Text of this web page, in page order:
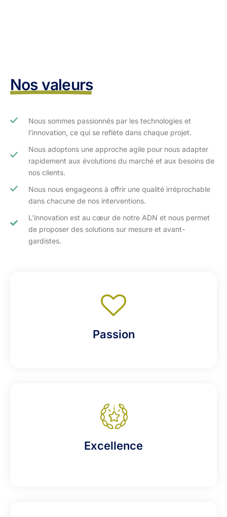
Nos valeurs
Nous sommes passionnés par les technologies et
l’innovation, ce qui se reflète dans chaque projet.
Nous adoptons une approche agile pour nous adapter
rapidement aux évolutions du marché et aux besoins de
nos clients.​
Nous nous engageons à offrir une qualité irréprochable
dans chacune de nos interventions.
L'innovation est au cœur de notre ADN et nous permet
de proposer des solutions sur mesure et avant-
gardistes.
Passion
Excellence